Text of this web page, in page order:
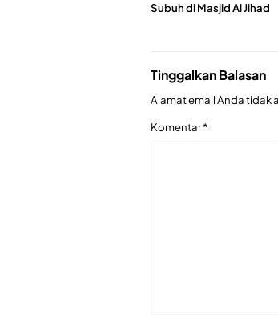
Subuh di Masjid Al Jihad
Tinggalkan Balasan
Alamat email Anda tidak
Komentar*